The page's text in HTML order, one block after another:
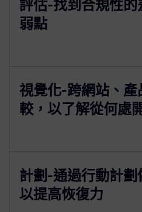
評估-找到合規性的
弱點
視覺化-跨網站、
較，以了解從何處
計劃-通過行動計劃
以提高恢復力